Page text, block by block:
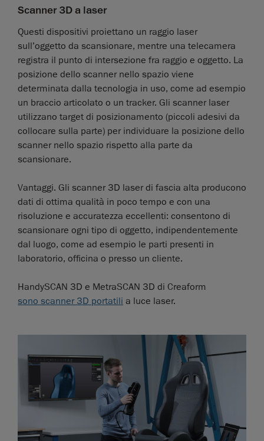
Scanner 3D a laser
Questi dispositivi proiettano un raggio laser
sull’oggetto da scansionare, mentre una telecamera
registra il punto di intersezione fra raggio e oggetto. La
posizione dello scanner nello spazio viene
determinata dalla tecnologia in uso, come ad esempio
un braccio articolato o un tracker. Gli scanner laser
utilizzano target di posizionamento (piccoli adesivi da
collocare sulla parte) per individuare la posizione dello
scanner nello spazio rispetto alla parte da
scansionare.
Vantaggi. Gli scanner 3D laser di fascia alta producono
dati di ottima qualità in poco tempo e con una
risoluzione e accuratezza eccellenti: consentono di
scansionare ogni tipo di oggetto, indipendentemente
dal luogo, come ad esempio le parti presenti in
laboratorio, officina o presso un cliente.
HandySCAN 3D e MetraSCAN 3D di Creaform
sono scanner 3D portatili a luce laser.